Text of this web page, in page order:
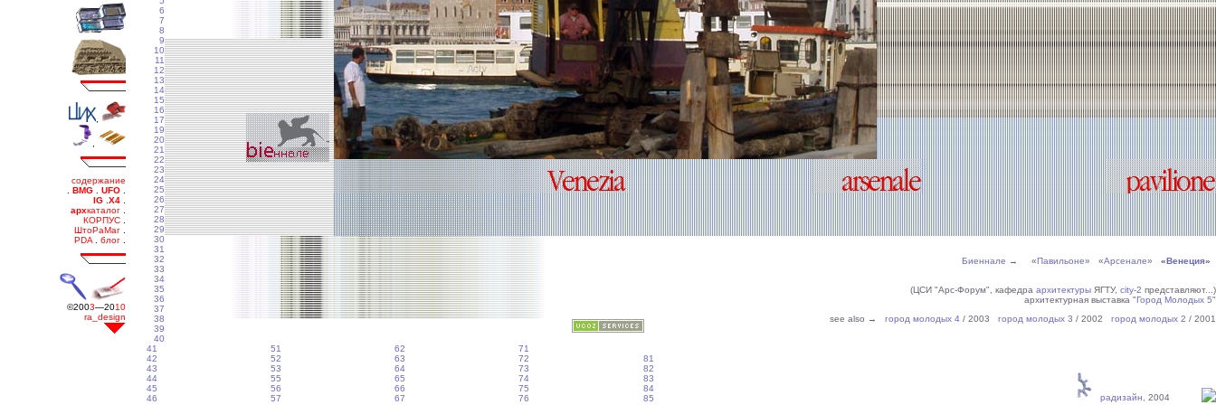
6
7
8
9
10
11
12
13
14
15
16
17
19
20
21
22
23
24
25
26
27
28
29
30
31
32
33
34
35
36
37
38
39
40
Биеннале → «Павильоне» «Арсенале» «Венеция»
(ЦСИ "Арс-Форум", кафедра архитектуры ЯГТУ, city-2 представляют...)
архитектурная выставка "Город Молодых 5"
see also → город молодых 4 / 2003 город молодых 3 / 2002 город молодых 2 / 2001
41
42
43
44
45
46
51
52
53
55
56
57
62
63
64
65
66
67
71
72
73
74
75
76
81
82
83
84
85
радизайн, 2004